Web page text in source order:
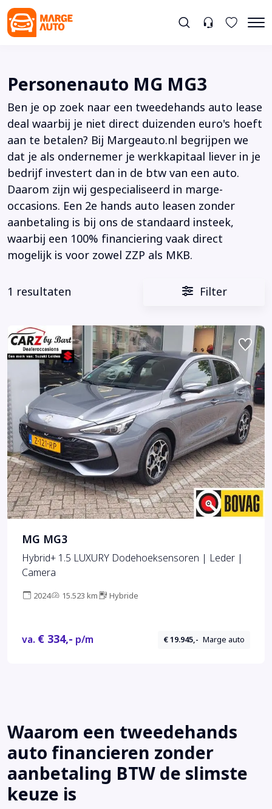
Personenauto MG MG3
Ben je op zoek naar een tweedehands auto lease
deal waarbij je niet direct duizenden euro's hoeft
aan te betalen? Bij Margeauto.nl begrijpen we
dat je als ondernemer je werkkapitaal liever in je
bedrijf investert dan in de btw van een auto.
Daarom zijn wij gespecialiseerd in marge-
occasions. Een 2e hands auto leasen zonder
aanbetaling is bij ons de standaard insteek,
waarbij een 100% financiering vaak direct
mogelijk is voor zowel ZZP als MKB.
1 resultaten Filter
MG MG3
Hybrid+ 1.5 LUXURY Dodehoeksensoren | Leder |
Camera
2024 15.523 km Hybride
va. € 334,- p/m € 19.945,- Marge auto
Waarom een tweedehands
auto financieren zonder
aanbetaling BTW de slimste
keuze is